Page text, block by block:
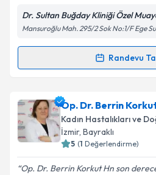
Kişisel verilerimin
Metni'ni okudum ve
kapsamda işlenmesini
Dr. Sultan Buğday Kliniği Özel
Mansuroğlu Mah. 295/2 Sok No:1/F Ege
Randevu
Randevu Takvimi Talebi
Op. Dr. Sultan Buğdayiçin
oluşturun. Size bu uzmandan
takvim hazırlandığında e-
Op. Dr. Berrin
Kadın Hastalıkları ve
İzmir, Bayraklı
5 (1 Değerlendirme)
Op. Dr. Berrin Korkut Hn son